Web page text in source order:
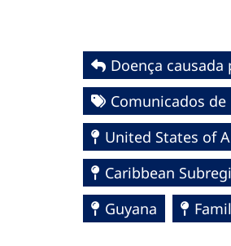
Doença causada
Comunicados
United States of
Caribbean
Guyana